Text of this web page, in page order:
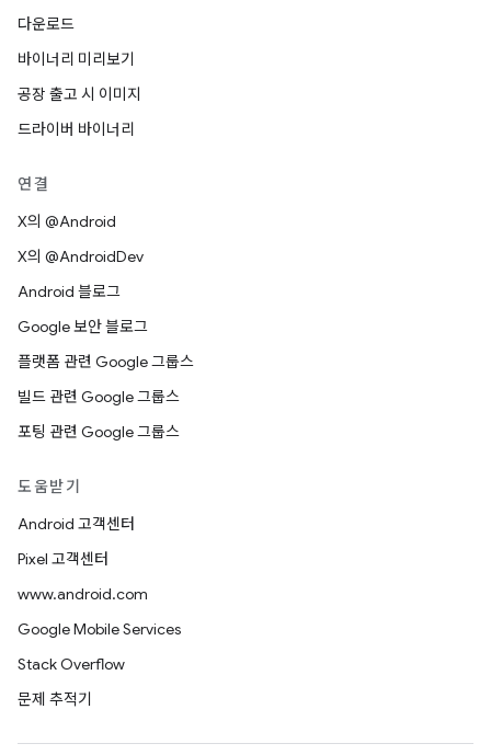
다운로드
바이너리 미리보기
공장 출고 시 이미지
드라이버 바이너리
연결
X의 @Android
X의 @AndroidDev
Android 블로그
Google 보안 블로그
플랫폼 관련 Google 그룹스
빌드 관련 Google 그룹스
포팅 관련 Google 그룹스
도움받기
Android 고객센터
Pixel 고객센터
www.android.com
Google Mobile Services
Stack Overflow
문제 추적기